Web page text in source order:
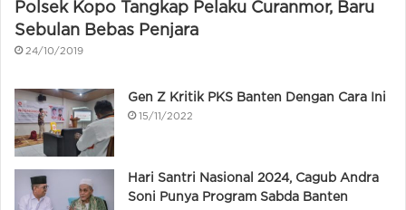
Polsek Kopo Tangkap Pelaku Curanmor, Baru
Sebulan Bebas Penjara
24/10/2019
Gen Z Kritik PKS Banten Dengan Cara Ini
15/11/2022
Hari Santri Nasional 2024, Cagub Andra
Soni Punya Program Sabda Banten